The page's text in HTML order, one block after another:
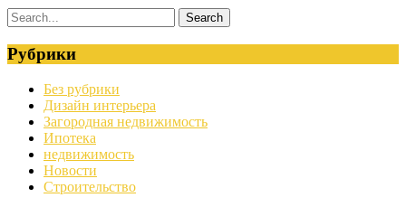
Рубрики
Без рубрики
Дизайн интерьера
Загородная недвижимость
Ипотека
недвижимость
Новости
Строительство